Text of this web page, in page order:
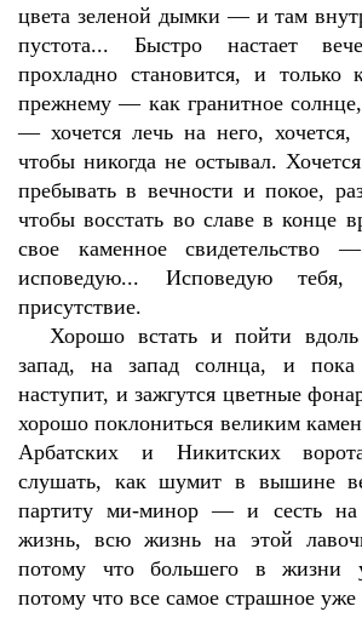
цвета зеленой дымки — и там
пустота... Быстро настает
прохладно становится, и только
прежнему — как гранитное солнце,
— хочется лечь на него,
чтобы никогда не остывал.
пребывать в вечности и покое,
чтобы восстать во славе в конце
свое каменное
исповедую... Исповедую тебя,
присутствие.
Хорошо встать и пойти
запад, на запад солнца, и пока
наступит, и зажгутся цветные
хорошо поклониться великим
Арбатских и Никитских
слушать, как шумит в вышине
партиту ми-минор — и сесть
жизнь, всю жизнь на этой
потому что большего в жизни
потому что все самое страшное